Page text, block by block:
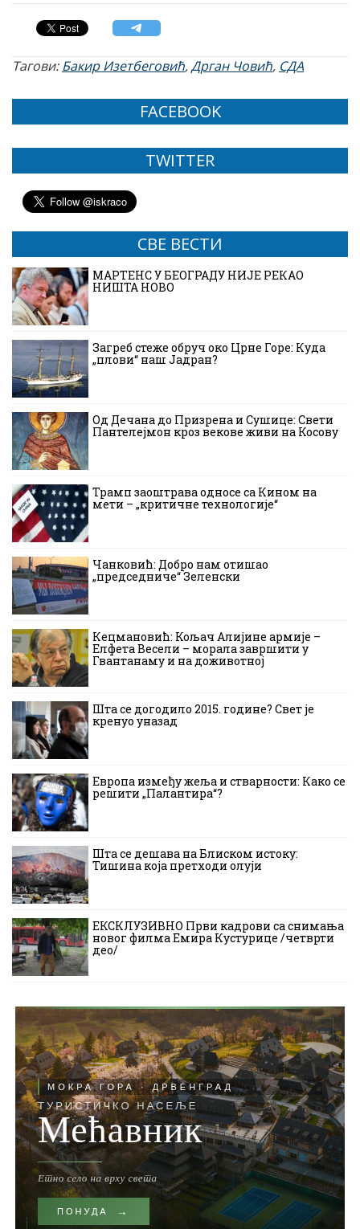
Тагови:Бакир Изетбеговић,Дрган Човић, СДА
FACEBOOK
TWITTER
СВЕ ВЕСТИ
МАРТЕНС У БЕОГРАДУ НИЈЕ РЕКАО
НИШТА НОВО
Загреб стеже обруч око Црне Горе: Куда
„плови“ наш Јадран?
Од Дечана до Призрена и Сушице: Свети
Пантелејмон кроз векове живи на Косову
Трамп заоштрава односе са Кином на
мети – „критичне технологије“
Чанковић: Добро нам отишао
„председниче“ Зеленски
Кецмановић: Кољач Алијине армије –
Елфета Весели – морала завршити у
Гвантанаму и на доживотној
Шта се догодило 2015. године? Свет је
кренуо уназад
Европа између жеља и стварности: Како се
решити „Палантира“?
Шта се дешава на Блиском истоку:
Тишина која претходи олуји
ЕКСКЛУЗИВНО Први кадрови са снимања
новог филма Емира Кустурице /четврти
део/